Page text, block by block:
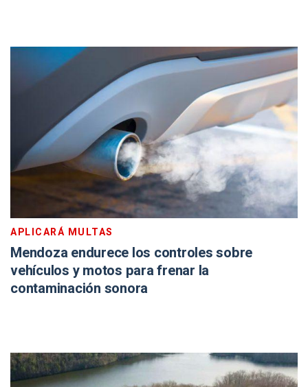
APLICARÁ MULTAS
Mendoza endurece los controles sobre
vehículos y motos para frenar la
contaminación sonora